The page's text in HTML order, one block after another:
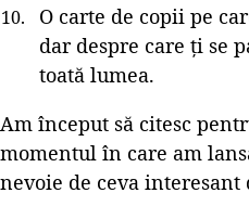
O carte de copii pe
dar despre care ți se
toată lumea.
Am început să citesc
momentul în care am
nevoie de ceva interesant